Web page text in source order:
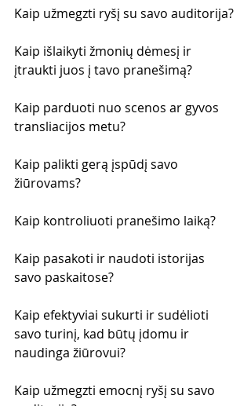
Kaip užmegzti ryšį su savo auditorija?
Kaip išlaikyti žmonių dėmesį ir
įtraukti juos į tavo pranešimą?
Kaip parduoti nuo scenos ar gyvos
transliacijos metu?
Kaip palikti gerą įspūdį savo
žiūrovams?
Kaip kontroliuoti pranešimo laiką?
Kaip pasakoti ir naudoti istorijas
savo paskaitose?
Kaip efektyviai sukurti ir sudėlioti
savo turinį, kad būtų įdomu ir
naudinga žiūrovui?
Kaip užmegzti emocnį ryšį su savo